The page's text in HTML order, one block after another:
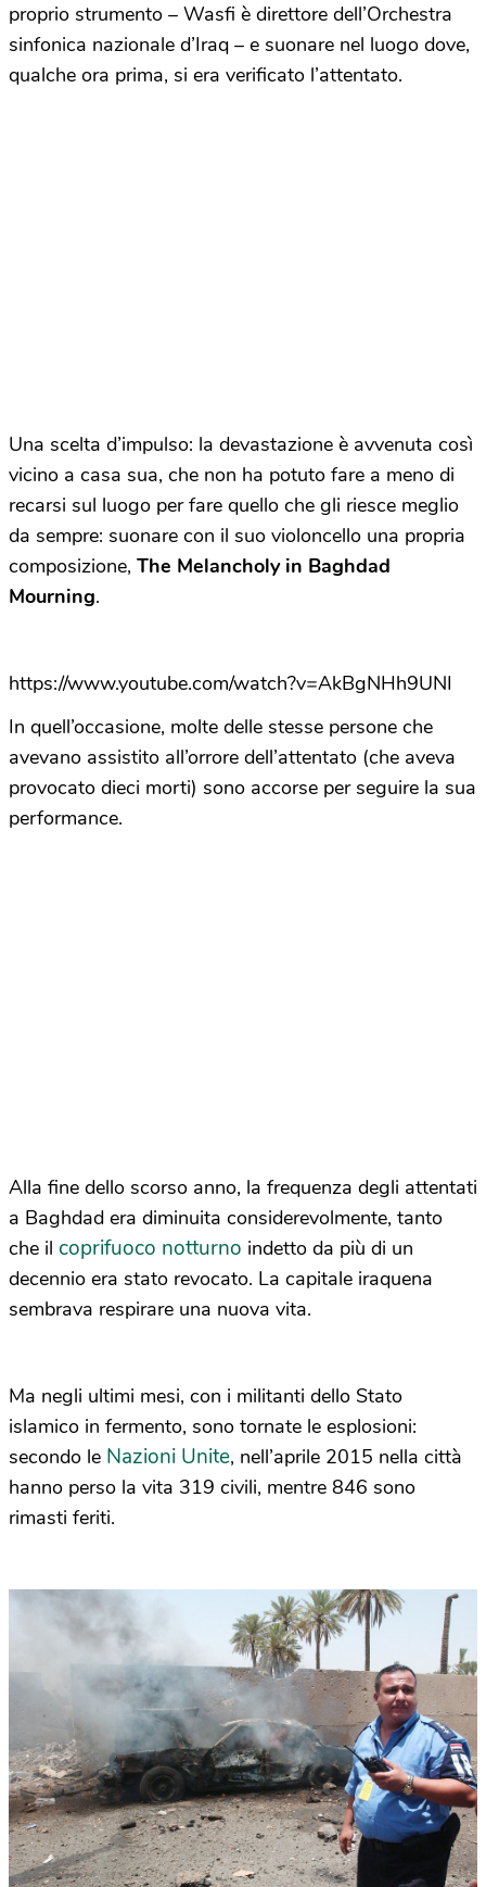
proprio strumento – Wasfi è direttore dell’Orchestra
sinfonica nazionale d’Iraq – e suonare nel luogo dove,
qualche ora prima, si era verificato l’attentato.
Una scelta d’impulso: la devastazione è avvenuta così
vicino a casa sua, che non ha potuto fare a meno di
recarsi sul luogo per fare quello che gli riesce meglio
da sempre: suonare con il suo violoncello una propria
composizione, The Melancholy in Baghdad
Mourning.
https://www.youtube.com/watch?v=AkBgNHh9UNI
In quell’occasione, molte delle stesse persone che
avevano assistito all’orrore dell’attentato (che aveva
provocato dieci morti) sono accorse per seguire la sua
performance.
Alla fine dello scorso anno, la frequenza degli attentati
a Baghdad era diminuita considerevolmente, tanto
che il coprifuoco notturno indetto da più di un
decennio era stato revocato. La capitale iraquena
sembrava respirare una nuova vita.
Ma negli ultimi mesi, con i militanti dello Stato
islamico in fermento, sono tornate le esplosioni:
secondo le Nazioni Unite, nell’aprile 2015 nella città
hanno perso la vita 319 civili, mentre 846 sono
rimasti feriti.